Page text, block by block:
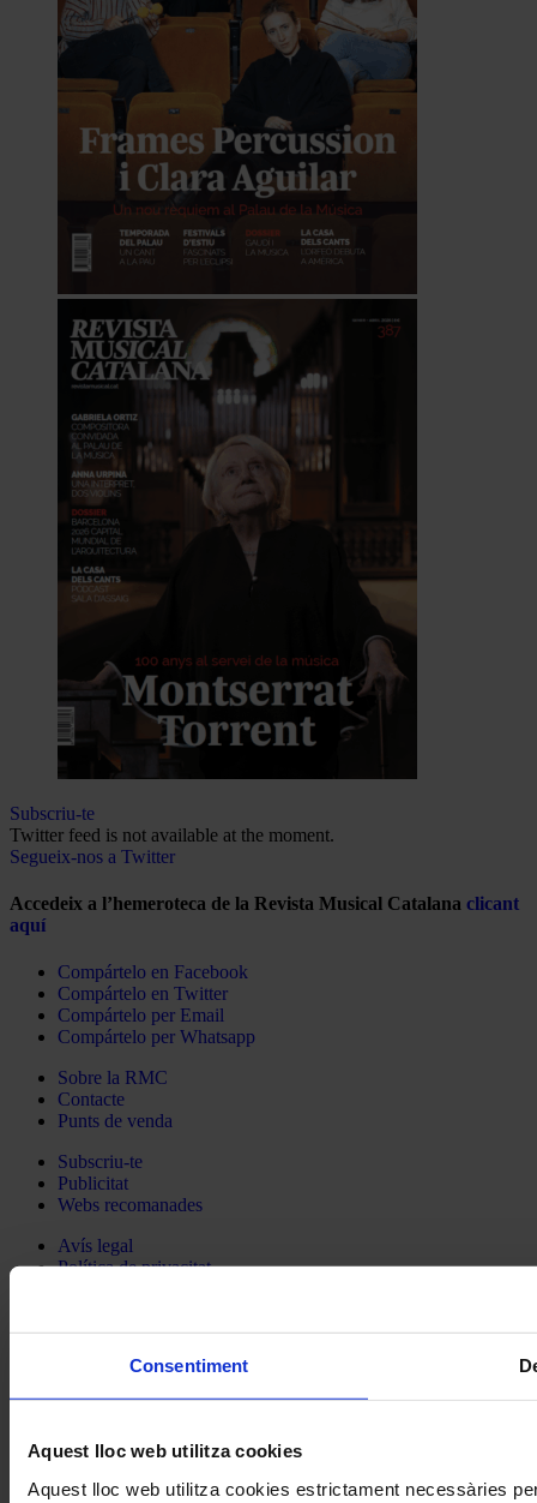
Consentiment
Aquest lloc web utilitza cookies
Aquest lloc web utilitza cookies estrictament necessàries
Subscriu-te
Twitter feed is not available at the moment.
Segueix-nos a Twitter
Accedeix a l’hemeroteca de la Revista Musical Catalana clicant
aquí
Compártelo en Facebook
Compártelo en Twitter
Compártelo per Email
Compártelo per Whatsapp
Sobre la RMC
Contacte
Punts de venda
Subscriu-te
Publicitat
Webs recomanades
Avís legal
Política de privacitat
Segueix la RMC
La Revista Musical Catalana a Twitter
La Revista Musical Catalana a Spotify
© 2026 Revista Musical Catalana - Tots els drets reservats.